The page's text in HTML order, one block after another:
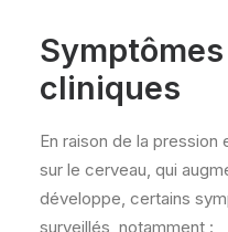
cliniques
En raison de la
sur le cerveau, qui
développe, certains
surveillés, notamment :